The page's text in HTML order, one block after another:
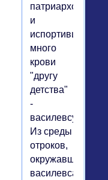
патриархом
и
испортивший
много
крови
"другу
детства"
-
василевсу.
Из среды
отроков,
окружавших
василевса